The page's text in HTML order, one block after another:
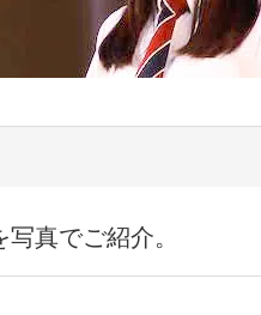
真でご紹介。